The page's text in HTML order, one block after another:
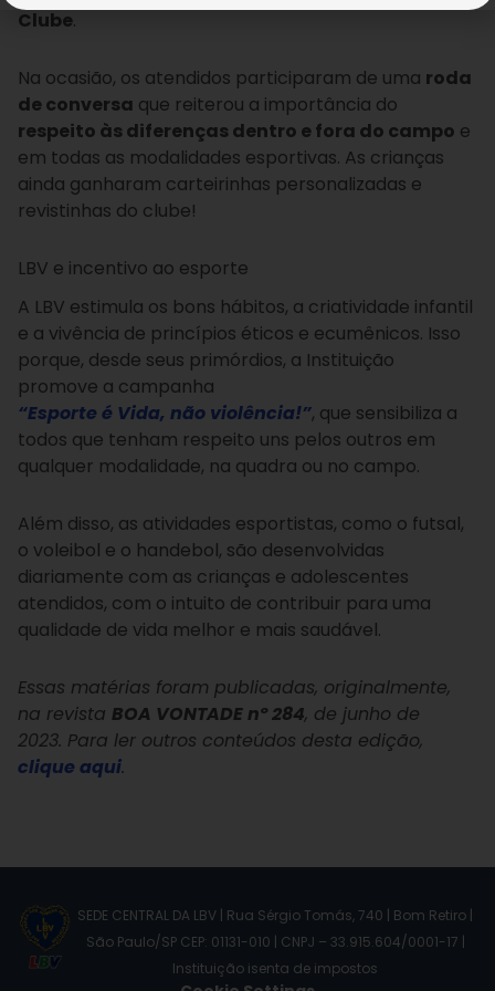
Clube.
Na ocasião, os atendidos participaram de uma roda
de conversa que reiterou a importância do
respeito às diferenças dentro e fora do campo e
em todas as modalidades esportivas. As crianças
ainda ganharam carteirinhas personalizadas e
revistinhas do clube!
LBV e incentivo ao esporte
A LBV estimula os bons hábitos, a criatividade infantil
e a vivência de princípios éticos e ecumênicos. Isso
porque, desde seus primórdios, a Instituição
promove a campanha
“Esporte é Vida, não violência!”, que sensibiliza a
todos que tenham respeito uns pelos outros em
qualquer modalidade, na quadra ou no campo.
Além disso, as atividades esportistas, como o futsal,
o voleibol e o handebol, são desenvolvidas
diariamente com as crianças e adolescentes
atendidos, com o intuito de contribuir para uma
qualidade de vida melhor e mais saudável.
Essas matérias foram publicadas, originalmente,
na revista BOA VONTADE nº 284, de junho de
2023. Para ler outros conteúdos desta edição,
clique aqui.
SEDE CENTRAL DA LBV | Rua Sérgio Tomás, 740 | Bom Retiro |
São Paulo/SP CEP: 01131-010 | CNPJ – 33.915.604/0001-17 |
Instituição isenta de impostos